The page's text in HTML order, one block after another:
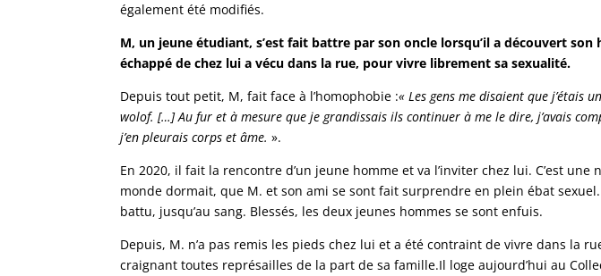
également été modifiés.
M, un jeune étudiant, s’est fait battre par son oncle lorsqu’il a découvert son
échappé de chez lui a vécu dans la rue, pour vivre librement sa sexualité.
Depuis tout petit, M, fait face à l’homophobie :« Les gens me disaient que j’étais
wolof. […] Au fur et à mesure que je grandissais ils continuer à me le dire, j’avais
j’en pleurais corps et âme. ».
En 2020, il fait la rencontre d’un jeune homme et va l’inviter chez lui. C’est
monde dormait, que M. et son ami se sont fait surprendre en plein ébat sexuel.
battu, jusqu’au sang. Blessés, les deux jeunes hommes se sont enfuis.
Depuis, M. n’a pas remis les pieds chez lui et a été contraint de vivre dans la
craignant toutes représailles de la part de sa famille.Il loge aujourd’hui au